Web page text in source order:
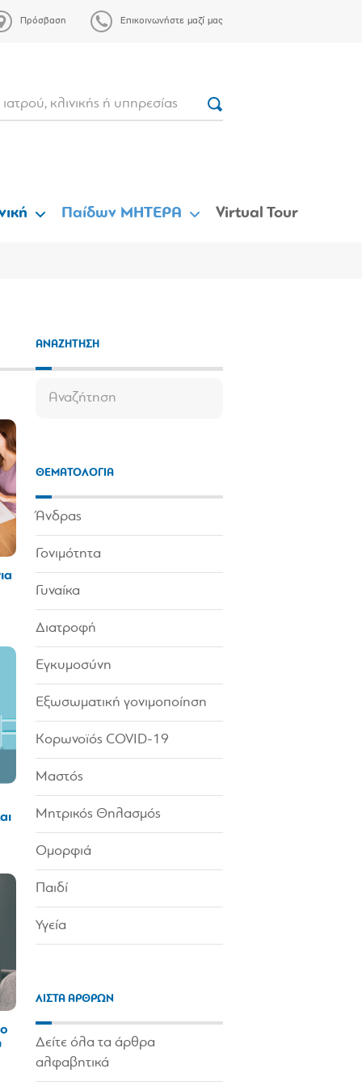
Πρόσβαση Επικοινωνήστε μαζί μας
Παίδων ΜΗΤΕΡΑ Virtual Tour
ΑΝΑΖΗΤΗΣΗ
ΘΕΜΑΤΟΛΟΓΙΑ
Άνδρας
Γονιμότητα
Γυναίκα
Διατροφή
Εγκυμοσύνη
Εξωσωματική γονιμοποίηση
Κορωνοϊός COVID-19
Μαστός
Μητρικός Θηλασμός
Ομορφιά
Παιδί
Υγεία
ΛΙΣΤΑ ΑΡΘΡΩΝ
Δείτε όλα τα άρθρα
αλφαβητικά